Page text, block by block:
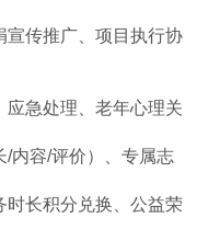
宣传推广、项目执行协
应急处理、老年心理关
/内容/评价）、专属志
时长积分兑换、公益荣